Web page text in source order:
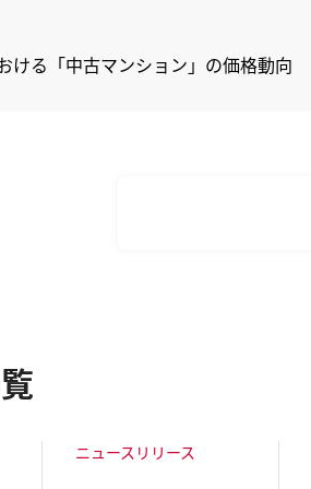
ける「中古マンション」の価格動向
ニュースリリース